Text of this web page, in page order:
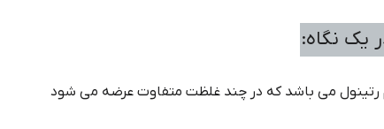
یک نگاه:
رتینول می باشد که در چند غلظت متفاوت عرضه می شود